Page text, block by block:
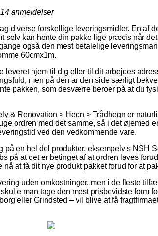
14 anmeldelser
diverse forskellige leveringsmidler. En af
selv kan hente din pakke lige præcis når
også den mest betalelige
60cmx1m.
leveret hjem til dig eller til dit arbejdes
men på den anden side særligt
pakken, som desværre beroer på at du
& Renovation > Hegn > Trådhegn er
ordren med det samme, så i det øjemed
ved den vedkommende vare.
på en hel del produkter, eksempelvis NSH
på at det er betinget af at ordren laves
at få dit nye produkt pakket forud for at
uden omkostninger, men i de fleste
man tage den mest prisbevidste form
eller Grindsted – vil blive at få